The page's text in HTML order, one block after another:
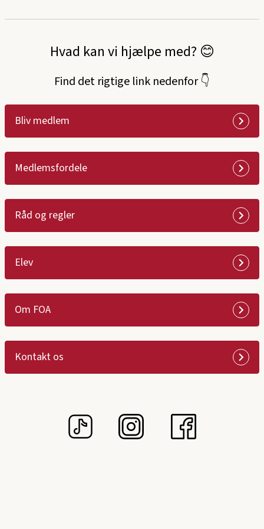
til
til
Hvad kan vi hjælpe med? 😊
Find det rigtige link nedenfor 👇
Bliv medlem
Medlemsfordele
Råd og regler
Elev
Om FOA
Kontakt os